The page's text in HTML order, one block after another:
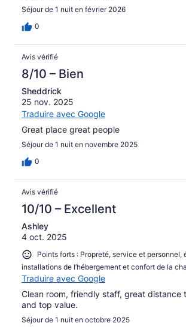
Séjour de 1 nuit en février 2026
0
Avis vérifié
8/10 – Bien
Sheddrick
25 nov. 2025
Traduire avec Google
Great place great people
Séjour de 1 nuit en novembre 2025
0
Avis vérifié
10/10 – Excellent
Ashley
4 oct. 2025
Points forts : Propreté, service et personnel,
installations de l’hébergement et confort de la
Traduire avec Google
Clean room, friendly staff, great distance
and top value.
Séjour de 1 nuit en octobre 2025